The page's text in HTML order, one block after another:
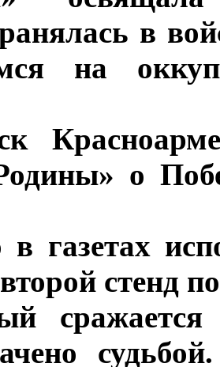
в
на
о
в газетах
стенд